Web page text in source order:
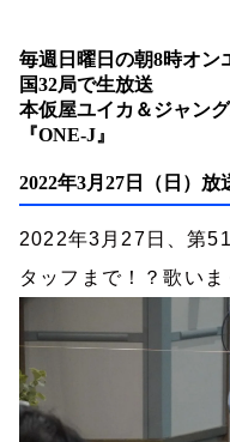
毎週日曜日の朝8時オン
国32局で生放送
本仮屋ユイカ＆ジャン
『ONE-J』
2022年3月27日（日）放
2022年3月27日、第
タッフまで！？歌いま